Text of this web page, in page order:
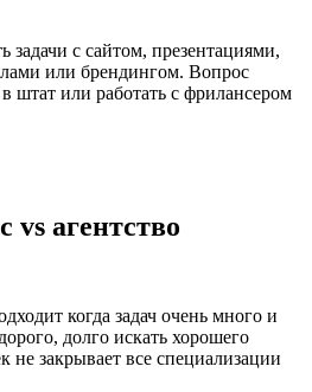
задачи с сайтом, презентациями,
или брендингом. Вопрос
штат или работать с фрилансером
агентство
когда задач очень много и
долго искать хорошего
не закрывает все специализации